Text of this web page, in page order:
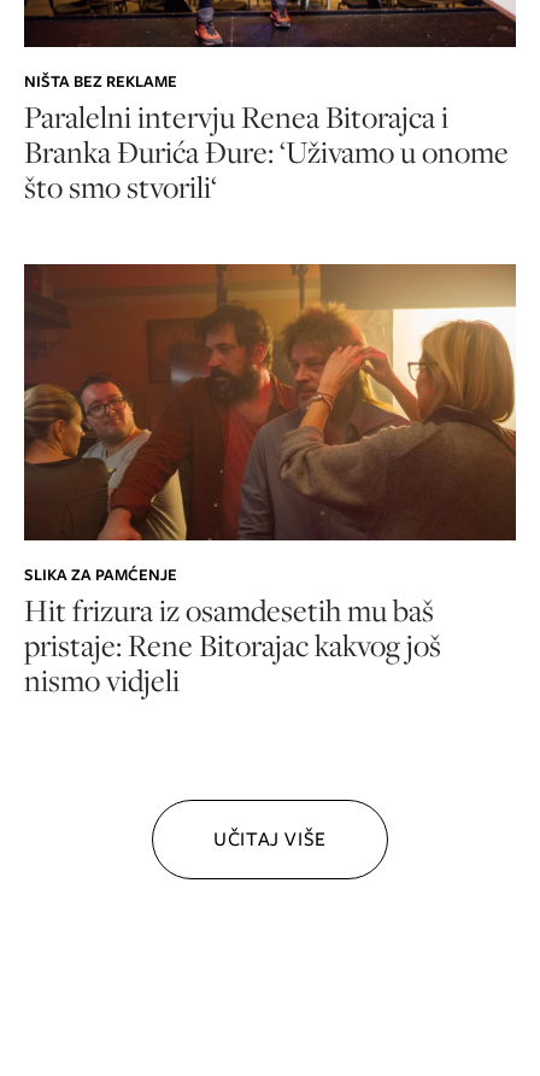
NIŠTA BEZ REKLAME
Paralelni intervju Renea Bitorajca i
Branka Đurića Đure: ‘Uživamo u onome
što smo stvorili‘
SLIKA ZA PAMĆENJE
Hit frizura iz osamdesetih mu baš
pristaje: Rene Bitorajac kakvog još
nismo vidjeli
UČITAJ VIŠE